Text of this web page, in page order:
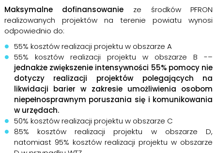
Maksymalne dofinansowanie ze środków PFRON
realizowanych projektów na terenie powiatu wynosi
odpowiednio do:
55% kosztów realizacji projektu w obszarze A
55% kosztów realizacji projektu w obszarze B -–
jednakże zwiększenie intensywności 55% pomocy nie
dotyczy realizacji projektów polegających na
likwidacji barier w zakresie umożliwienia osobom
niepełnosprawnym poruszania się i komunikowania
w urzędach.
50% kosztów realizacji projektu w obszarze C
85% kosztów realizacji projektu w obszarze D,
natomiast 95% kosztów realizacji projektu w obszarze